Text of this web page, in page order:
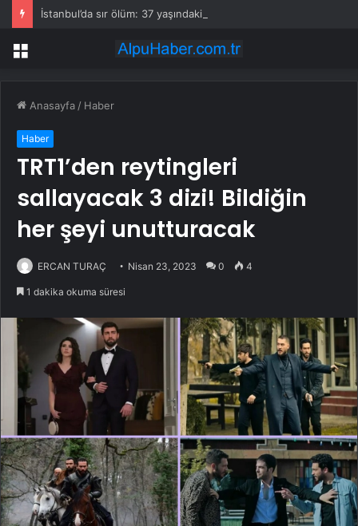
Menü
Anasayfa / Haber
Haber
TRT1’den reytingleri
sallayacak 3 dizi! Bildiğin
her şeyi unutturacak
ERCAN TURAÇ Nisan 23, 2023 0 4
1 dakika okuma süresi